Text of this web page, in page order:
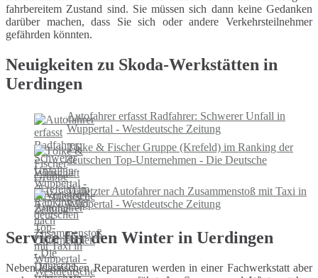
fahrbereitem Zustand sind. Sie müssen sich dann keine Gedanken
darüber machen, dass Sie sich oder andere Verkehrsteilnehmer
gefährden könnten.
Neuigkeiten zu Skoda-Werkstätten in
Uerdingen
Autofahrer erfasst Radfahrer: Schwerer Unfall in
Wuppertal - Westdeutsche Zeitung
Tölke & Fischer Gruppe (Krefeld) im Ranking der
deutschen Top-Unternehmen - Die Deutsche
Wirtschaft
Verletzter Autofahrer nach Zusammenstoß mit Taxi in
Wuppertal - Westdeutsche Zeitung
Service für den Winter in Uerdingen
Neben klassischen Reparaturen werden in einer Fachwerkstatt aber